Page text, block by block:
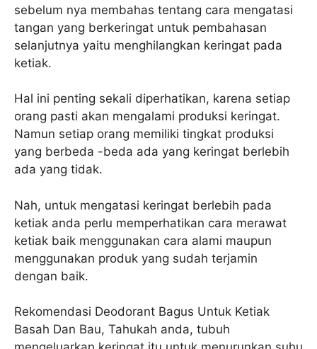
sebelum nya membahas tentang cara mengatasi
tangan yang berkeringat untuk pembahasan
selanjutnya yaitu menghilangkan keringat pada
ketiak.
Hal ini penting sekali diperhatikan, karena setiap
orang pasti akan mengalami produksi keringat.
Namun setiap orang memiliki tingkat produksi
yang berbeda -beda ada yang keringat berlebih
ada yang tidak.
Nah, untuk mengatasi keringat berlebih pada
ketiak anda perlu memperhatikan cara merawat
ketiak baik menggunakan cara alami maupun
menggunakan produk yang sudah terjamin
dengan baik.
Rekomendasi Deodorant Bagus Untuk Ketiak
Basah Dan Bau, Tahukah anda, tubuh